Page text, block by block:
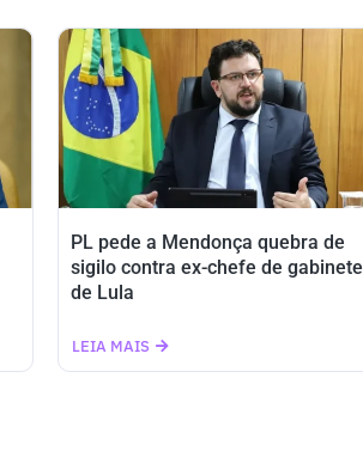
PL pede a Mendonça quebra de
sigilo contra ex-chefe de gabinete
de Lula
LEIA MAIS